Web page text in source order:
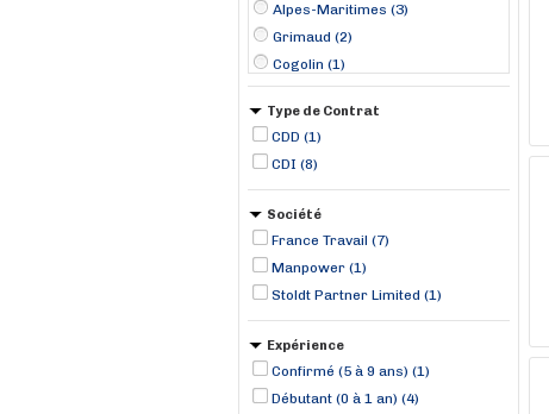
Alpes-Maritimes (3)
Grimaud (2)
Cogolin (1)
La Croix-Valmer (1)
Le Cannet (1)
Mandelieu-La Napoule (1)
Saint-Tropez (1)
Type de Contrat
CDD (1)
CDI (8)
Société
France Travail (7)
Manpower (1)
Stoldt Partner Limited (1)
Expérience
Confirmé (5 à 9 ans) (1)
Débutant (0 à 1 an) (4)